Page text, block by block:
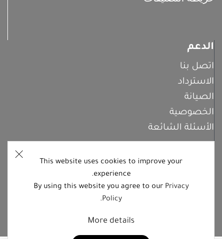
This website uses cookies to improve your
experience.
By using this website you agree to our Privacy
Policy
.
More details
الدعم
اتصل بنا
الاسترداد
الصيانة
الخصوصية
الأسئلة الشائعة
اشترك معنا
تابعنا على منصات التواصل الاجتماعي